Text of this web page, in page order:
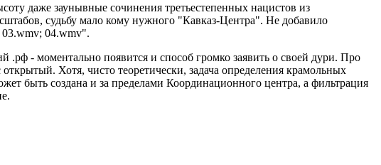
даже заунывные сочинения третьестепенных нацистов из
судьбу мало кому нужного "Кавказ-Центра". Не добавило
03.wmv; 04.wmv".
.рф - моментально появится и способ громко заявить о своей дури. Про
Хотя, чисто теоретически, задача определения крамольных
быть создана и за пределами Координационного центра, а фильтрация